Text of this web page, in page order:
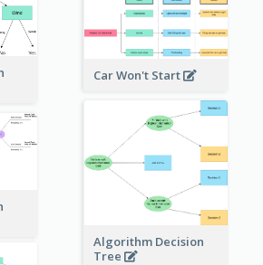
Car Won't Start
Algorithm Decision
Tree